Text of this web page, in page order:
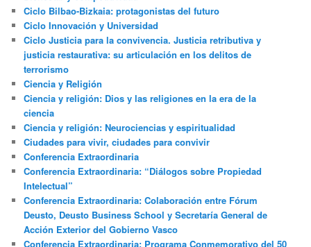
Ciclo Bilbao-Bizkaia: protagonistas del futuro
Ciclo Innovación y Universidad
Ciclo Justicia para la convivencia. Justicia retributiva y
justicia restaurativa: su articulación en los delitos de
terrorismo
Ciencia y Religión
Ciencia y religión: Dios y las religiones en la era de la
ciencia
Ciencia y religión: Neurociencias y espiritualidad
Ciudades para vivir, ciudades para convivir
Conferencia Extraordinaria
Conferencia Extraordinaria: “Diálogos sobre Propiedad
Intelectual”
Conferencia Extraordinaria: Colaboración entre Fórum
Deusto, Deusto Business School y Secretaría General de
Acción Exterior del Gobierno Vasco
Conferencia Extraordinaria: Programa Conmemorativo del 50